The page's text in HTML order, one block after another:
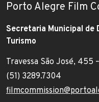
Porto Alegre Film
Secretaria Municipal de
Turismo
Endereço:
Travessa São José, 455
Telefone:
(51) 3289.7304
E-mail: